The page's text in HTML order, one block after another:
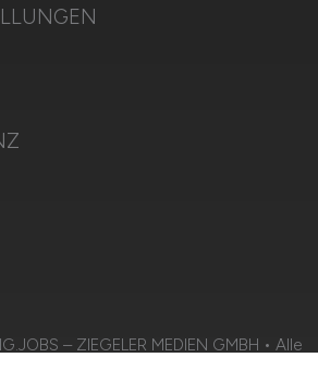
– ZIEGELER MEDIEN GMBH • Alle